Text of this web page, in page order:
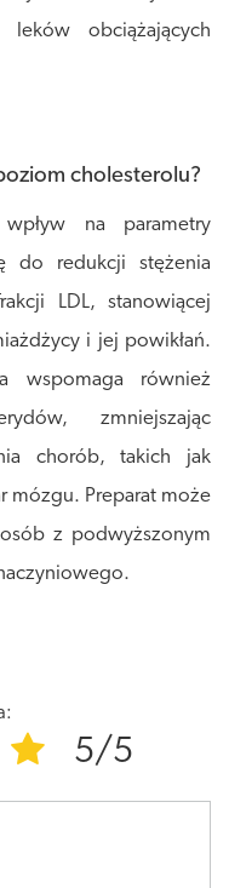
leków obciążających
cholesterolu?
na parametry
do redukcji stężenia
LDL, stanowiącej
i jej powikłań.
wspomaga również
zmniejszając
chorób, takich jak
mózgu. Preparat może
z podwyższonym
5/5